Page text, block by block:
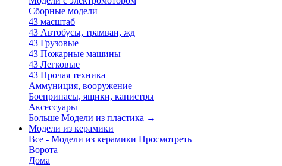
Сборные модели
43 масштаб
43 Автобусы, трамваи, жд
43 Грузовые
43 Пожарные машины
43 Легковые
43 Прочая техника
Аммуниция, вооружение
Боеприпасы, ящики, канистры
Аксессуары
Больше Модели из пластика →
Модели из керамики
Все - Модели из керамики Просмотреть
Ворота
Дома